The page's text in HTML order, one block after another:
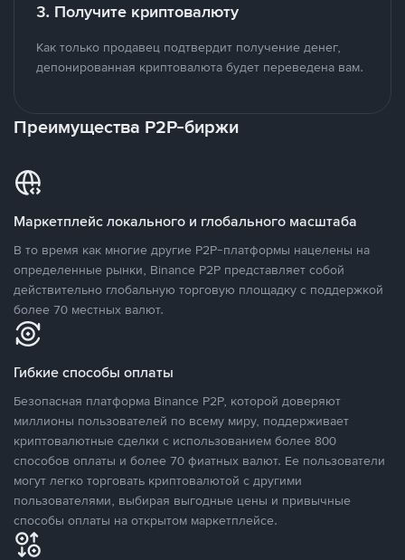
3. Получите криптовалюту
Как только продавец подтвердит получение денег,
депонированная криптовалюта будет переведена вам.
Преимущества P2P-биржи
Маркетплейс локального и глобального масштаба
В то время как многие другие P2P-платформы нацелены на
определенные рынки, Binance P2P представляет собой
действительно глобальную торговую площадку с поддержкой
более 70 местных валют.
Гибкие способы оплаты
Безопасная платформа Binance P2P, которой доверяют
миллионы пользователей по всему миру, поддерживает
криптовалютные сделки с использованием более 800
способов оплаты и более 70 фиатных валют. Ее пользователи
могут легко торговать криптовалютой с другими
пользователями, выбирая выгодные цены и привычные
способы оплаты на открытом маркетплейсе.